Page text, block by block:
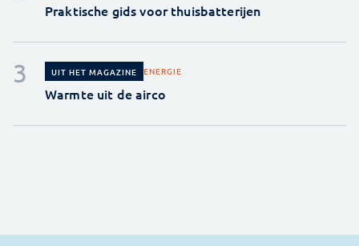
Praktische gids voor thuisbatterijen
UIT HET MAGAZINE ENERGIE
Warmte uit de airco